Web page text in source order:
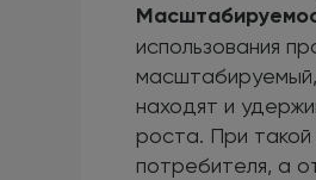
использования
находят и
роста. При такой
потребителя, а